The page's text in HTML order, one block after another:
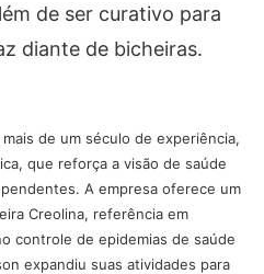
de ser curativo para
diante de bicheiras.
de um século de experiência,
que reforça a visão de saúde
A empresa oferece um
Creolina, referência em
controle de epidemias de saúde
expandiu suas atividades para